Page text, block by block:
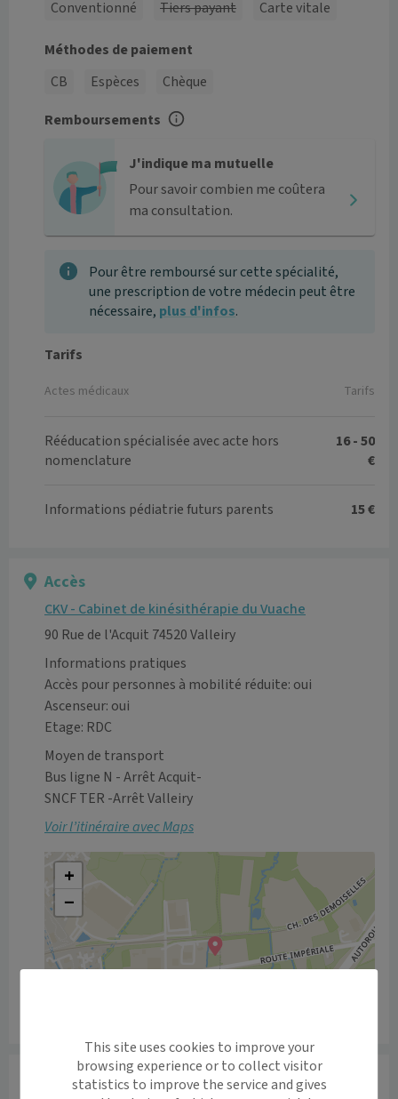
Conventionné Tiers payant Carte vitale
Méthodes de paiement
CB
Espèces
Chèque
Remboursements
J'indique ma mutuelle
Pour savoir combien me coûtera
ma consultation.
Pour être remboursé sur cette spécialité,
une prescription de votre médecin peut être
nécessaire, plus d'infos.
Tarifs
Actes médicaux Tarifs
Rééducation spécialisée avec acte hors
nomenclature
16 - 50
€
Informations pédiatrie futurs parents 15 €
Accès
CKV - Cabinet de kinésithérapie du Vuache
90 Rue de l'Acquit 74520 Valleiry
Informations pratiques
Accès pour personnes à mobilité réduite: oui
Ascenseur: oui
Etage: RDC
Moyen de transport
Bus ligne N - Arrêt Acquit-
SNCF TER -Arrêt Valleiry
Voir l’itinéraire avec Maps
+
−
Informations
This site uses cookies to improve your
browsing experience or to collect visitor
statistics to improve the service and gives